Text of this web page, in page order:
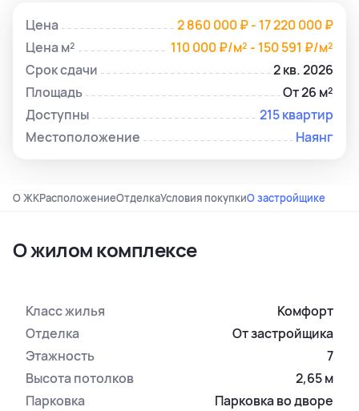
Цена
2 860 000 ₽ - 17 220 000 ₽
Цена м²
110 000 ₽/м² - 150 591 ₽/м²
Срок сдачи
2 кв. 2026
Площадь
От 26 м²
Доступны
215 квартир
Местоположение
Наянг
О ЖКРасположениеОтделкаУсловия покупкиО застройщике
О жилом комплексе
Класс жилья
Комфорт
Отделка
От застройщика
Этажность
7
Высота потолков
2,65 м
Парковка
Парковка во дворе